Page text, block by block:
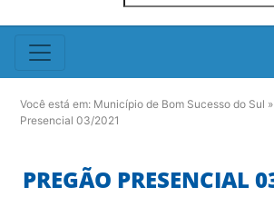
Você está em: Município de Bom Sucesso do Sul »
Presencial 03/2021
PREGÃO PRESENCIAL